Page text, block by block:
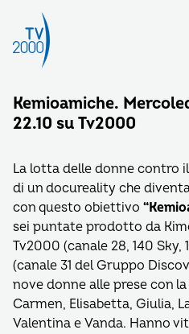
Kemioamiche.
22.10 su Tv2000
La lotta delle donne contro
di un docureality che
con questo obiettivo
sei puntate prodotto da
Tv2000 (canale 28, 140 Sky,
(canale 31 del Gruppo
nove donne alle prese con
Carmen, Elisabetta, Giulia,
Valentina e Vanda. Hanno